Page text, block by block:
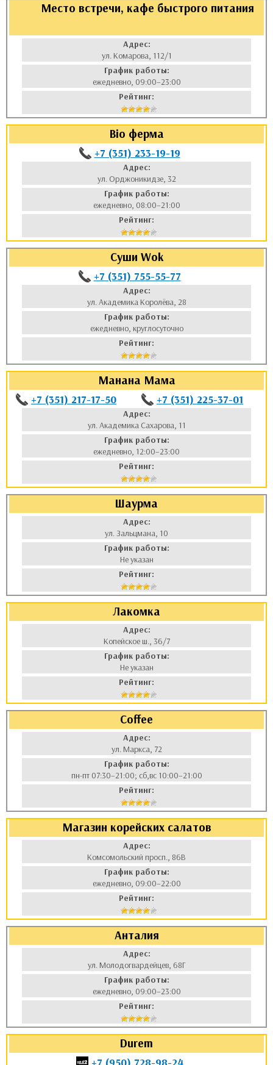
Место встречи, кафе быстрого питания
Адрес:
ул. Комарова, 112/1
График работы:
ежедневно, 09:00–23:00
Рейтинг:
Bio ферма
+7 (351) 233-19-19
Адрес:
ул. Орджоникидзе, 32
График работы:
ежедневно, 08:00–21:00
Рейтинг:
Суши Wok
+7 (351) 755-55-77
Адрес:
ул. Академика Королёва, 28
График работы:
ежедневно, круглосуточно
Рейтинг:
Манана Мама
+7 (351) 217-17-50 +7 (351) 225-37-01
Адрес:
ул. Академика Сахарова, 11
График работы:
ежедневно, 12:00–23:00
Рейтинг:
Шаурма
Адрес:
ул. Зальцмана, 10
График работы:
Не указан
Рейтинг:
Лакомка
Адрес:
Копейское ш., 36/7
График работы:
Не указан
Рейтинг:
Coffee
Адрес:
ул. Маркса, 72
График работы:
пн-пт 07:30–21:00; сб,вс 10:00–21:00
Рейтинг:
Магазин корейских салатов
Адрес:
Комсомольский просп., 86В
График работы:
ежедневно, 09:00–22:00
Рейтинг:
Анталия
Адрес:
ул. Молодогвардейцев, 68Г
График работы:
ежедневно, 09:00–23:00
Рейтинг:
Durem